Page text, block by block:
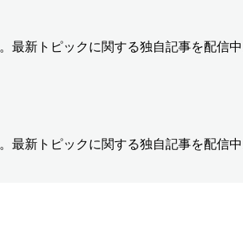
最新トピックに関する独自記事を配信中
最新トピックに関する独自記事を配信中